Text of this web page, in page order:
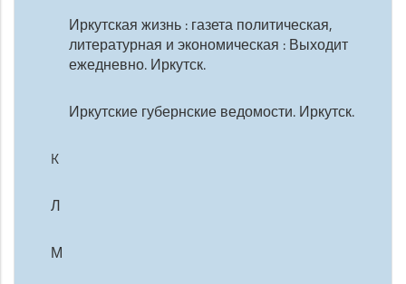
Иркутская жизнь : газета политическая,
литературная и экономическая : Выходит
ежедневно. Иркутск.
Иркутские губернские ведомости. Иркутск.
K
Л
М